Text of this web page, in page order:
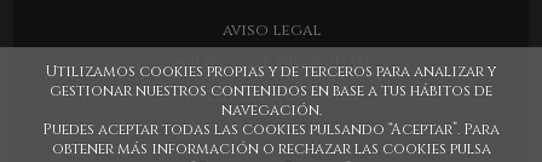
aviso legal
política de privacidad
política de cookies
Utilizamos cookies propias y de terceros para analizar y
gestionar nuestros contenidos en base a tus hábitos de
navegación.
Puedes aceptar todas las cookies pulsando “Aceptar”. Para
obtener más información o rechazar las cookies pulsa